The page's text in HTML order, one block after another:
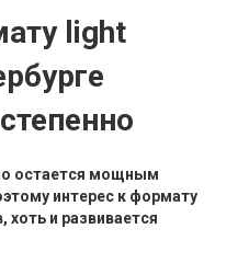
light
остается мощным
интерес к формату
и развивается